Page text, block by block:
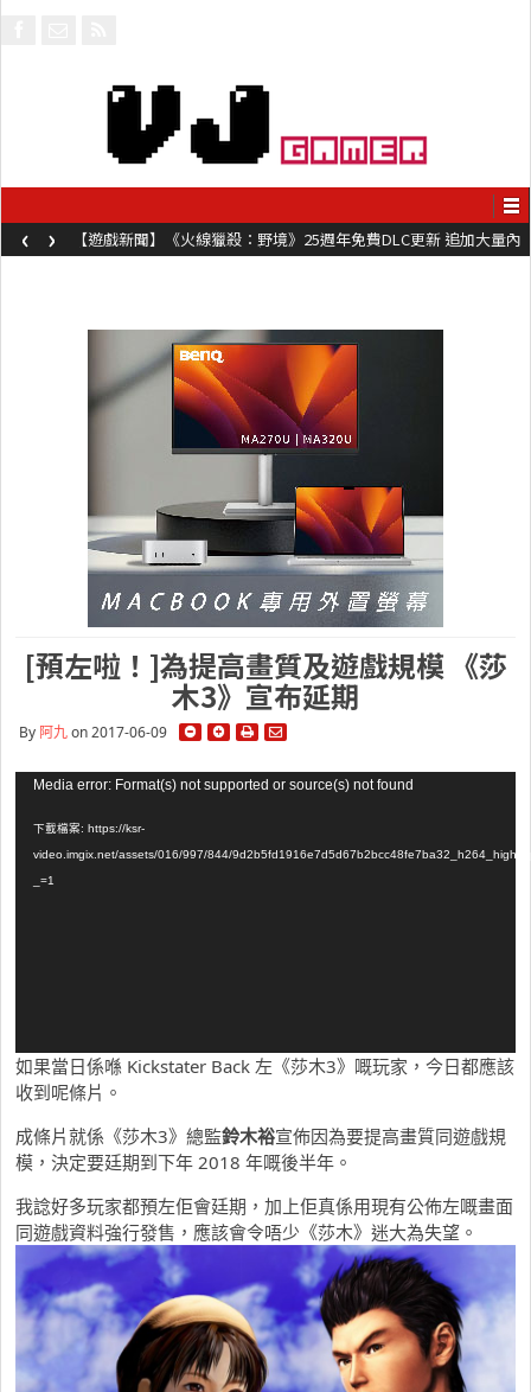
【遊戲新聞】《火線獵殺：野境》25週年免費DLC更新 追加大量內
容同時系舊作限時超平價折扣
‹ ›
[預左啦！]為提高畫質及遊戲規模 《莎
木3》宣布延期
By 阿九on 2017-06-09
Media error: Format(s) not supported or source(s) not found
下載檔案: https://ksr-
video.imgix.net/assets/016/997/844/
_=1
如果當日係喺 Kickstater Back 左《莎木3》嘅玩家，今日都應該
收到呢條片。
成條片就係《莎木3》總監鈴木裕宣佈因為要提高畫質同遊戲規
模，決定要廷期到下年 2018 年嘅後半年。
我諗好多玩家都預左佢會廷期，加上佢真係用現有公佈左嘅畫面
同遊戲資料強行發售，應該會令唔少《莎木》迷大為失望。